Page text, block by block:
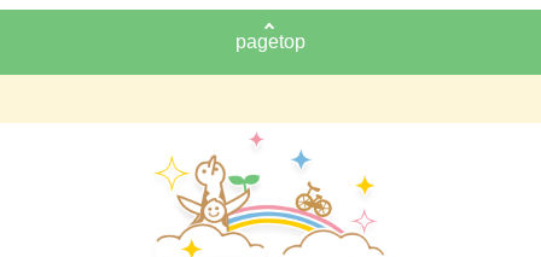
pagetop